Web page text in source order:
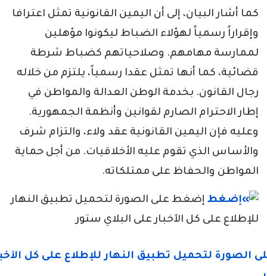
كما أشار البيان، إلى أن اليمين القانونية تمثل اعترافا
وإقراراً رسمياً لهؤلاء الضباط ليكونوا مؤهلين
لممارسة مهامهم. وصلاحياتهم كضباط شرطة
قضائية، كما أنها تمثل عقدا رسمياً، يلتزم من خلاله
رجال القانون. بخدمة الوطن العدالة والمواطن في
إطار الاحترام الصارم لقوانين وأنظمة الجمهورية.
وعليه فإن اليمين القانونية عقد ولاء، والتزام شرف
والأساس الذي تقوم عليه الأخلاقيات. من أجل حماية
المواطن والحفاظ على ممتلكاته.
إضغط على الصورة لتحميل تطبيق النهار
للإطلاع على كل الآخبار على البلاي ستور